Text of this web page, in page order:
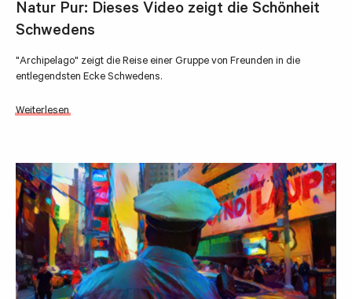
Natur Pur: Dieses Video zeigt die Schönheit
Schwedens
"Archipelago" zeigt die Reise einer Gruppe von Freunden in die
entlegendsten Ecke Schwedens.
Weiterlesen